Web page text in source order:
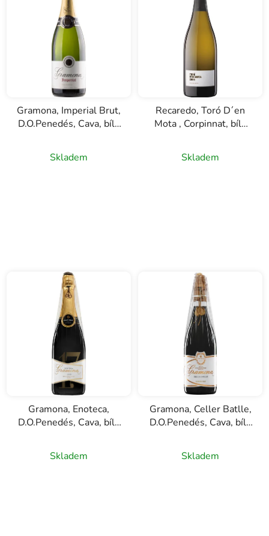
Gramona, Imperial Brut,
D.O.Penedés, Cava, bílé
Skladem
Recaredo, Toró D´en
Mota , Corpinnat, bílé
Skladem
Gramona, Enoteca,
D.O.Penedés, Cava, bílé
Skladem
Gramona, Celler Batlle,
D.O.Penedés, Cava, bílé
Skladem